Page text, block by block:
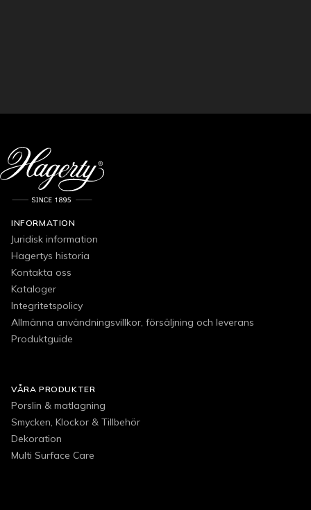
INFORMATION
Juridisk information
Hagertys historia
Kontakta oss
Kataloger
Integritetspolicy
Allmänna användningsvillkor, försäljning och leverans
Produktguide
VÅRA PRODUKTER
Porslin & matlagning
Smycken, Klockor & Tillbehör
Dekoration
Multi Surface Care